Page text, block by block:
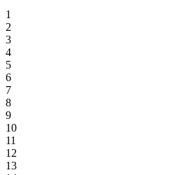
1
2
3
4
5
6
7
8
9
10
11
12
13